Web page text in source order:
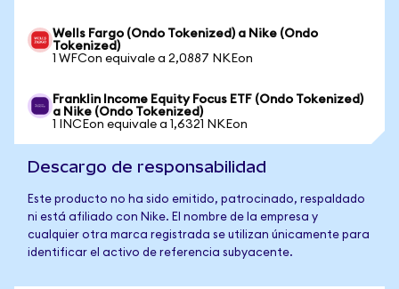
Wells Fargo (Ondo Tokenized) a Nike (Ondo
Tokenized)
1 WFCon equivale a 2,0887 NKEon
Franklin Income Equity Focus ETF (Ondo Tokenized)
a Nike (Ondo Tokenized)
1 INCEon equivale a 1,6321 NKEon
Descargo de responsabilidad
Este producto no ha sido emitido, patrocinado, respaldado
ni está afiliado con Nike. El nombre de la empresa y
cualquier otra marca registrada se utilizan únicamente para
identificar el activo de referencia subyacente.